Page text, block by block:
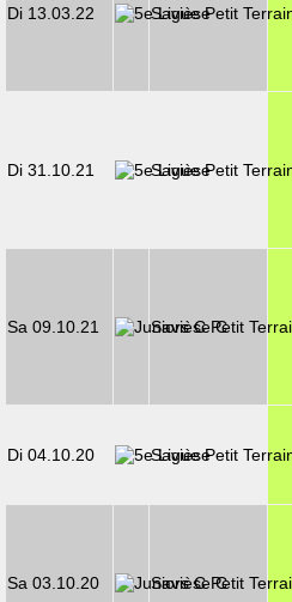
Di 13.03.22 Savièse
Di 31.10.21 Savièse
Sa 09.10.21 Savièse C
Di 04.10.20 Savièse
Sa 03.10.20 Savièse C